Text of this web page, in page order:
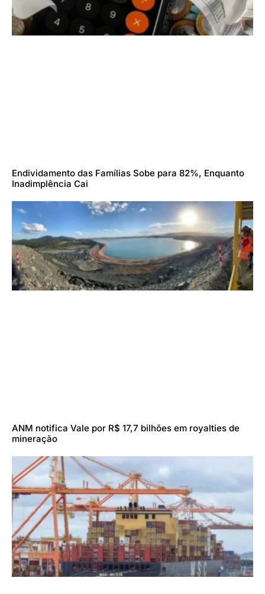
Endividamento das Famílias Sobe para 82%, Enquanto
Inadimplência Cai
ANM notifica Vale por R$ 17,7 bilhões em royalties de
mineração